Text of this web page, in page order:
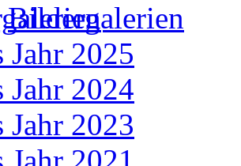
Bildergalerien
Jahr 2025
Jahr 2024
Jahr 2023